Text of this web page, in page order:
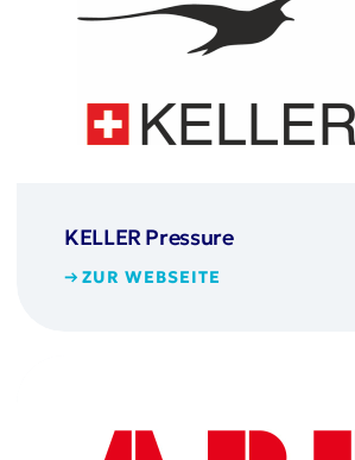
KELLER Pressure
ZUR WEBSEITE